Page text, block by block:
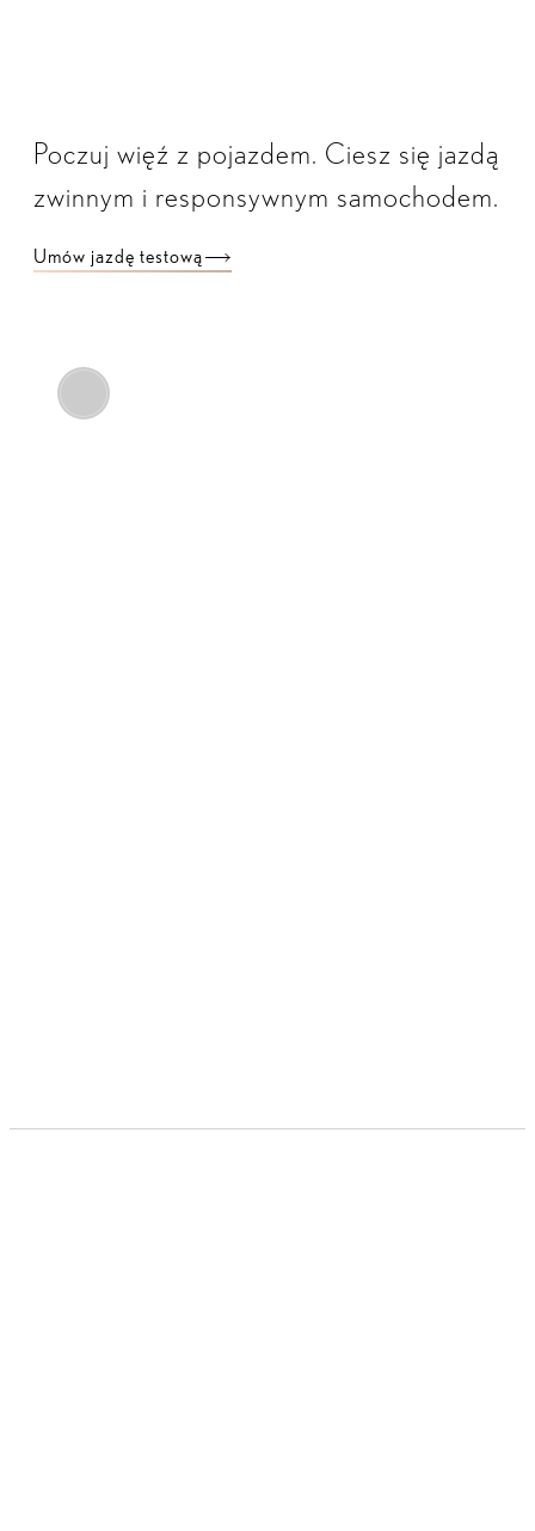
Poczuj więź z pojazdem. Ciesz się jazdą
zwinnym i responsywnym samochodem.
Umów jazdę testową